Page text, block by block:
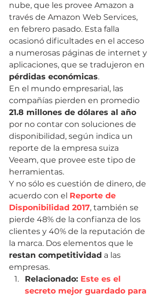
nube, que les provee Amazon a
través de Amazon Web Services,
en febrero pasado. Esta falla
ocasionó dificultades en el acceso
a numerosas páginas de internet y
aplicaciones, que se tradujeron en
pérdidas económicas.
En el mundo empresarial, las
compañías pierden en promedio
21.8 millones de dólares al año
por no contar con soluciones de
disponibilidad, según indica un
reporte de la empresa suiza
Veeam, que provee este tipo de
herramientas.
Y no sólo es cuestión de dinero, de
acuerdo con el Reporte de
Disponibilidad 2017, también se
pierde 48% de la confianza de los
clientes y 40% de la reputación de
la marca. Dos elementos que le
restan competitividad a las
empresas.
Relacionado: Este es el
secreto mejor guardado para